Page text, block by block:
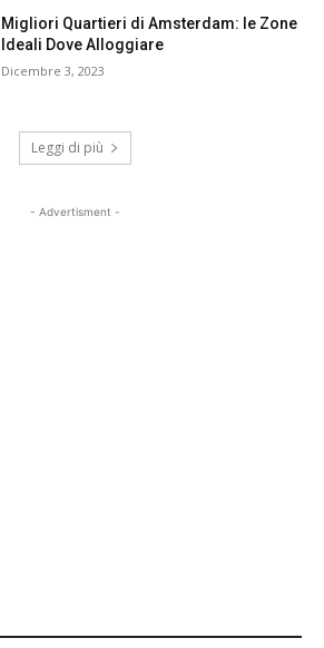
Migliori Quartieri di Amsterdam: le Zone
Ideali Dove Alloggiare
Dicembre 3, 2023
Leggi di più
- Advertisment -